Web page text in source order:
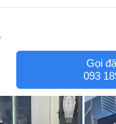
Gọi
093